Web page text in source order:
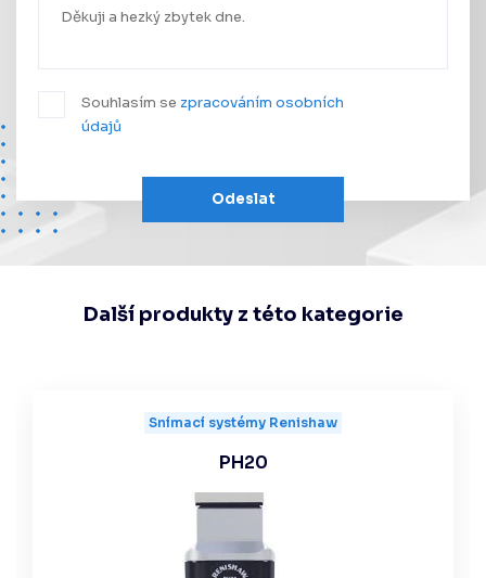
Souhlasím se zpracováním osobních
údajů
Odeslat
Další produkty z této kategorie
Snímací systémy Renishaw
PH20